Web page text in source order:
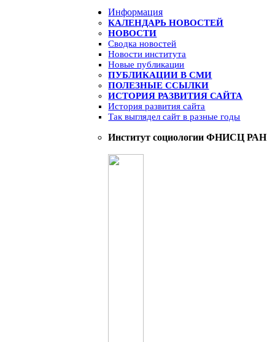
Информация
КАЛЕНДАРЬ НОВОСТЕЙ
НОВОСТИ
Сводка новостей
Новости института
Новые публикации
ПУБЛИКАЦИИ В СМИ
ПОЛЕЗНЫЕ ССЫЛКИ
ИСТОРИЯ РАЗВИТИЯ САЙТА
История развития сайта
Так выглядел сайт в разные годы
Институт социологии ФНИСЦ РАН